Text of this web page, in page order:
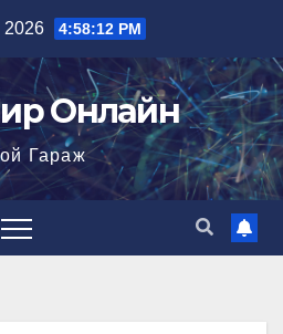
2026 4:58:14 PM
Онлайн
Гараж